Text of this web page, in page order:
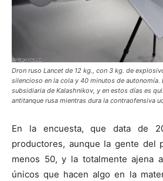
Dron ruso Lancet de 12 kg., con 3 kg. de
silencioso en la cola y 40 minutos de autonomía.
subsidiaria de Kalashnikov, y en estos días es
antitanque rusa mientras dura la contraofensiva
En la encuesta, que data de
productores, aunque la gente del
menos 50, y la totalmente ajena
únicos que hacen algo en la